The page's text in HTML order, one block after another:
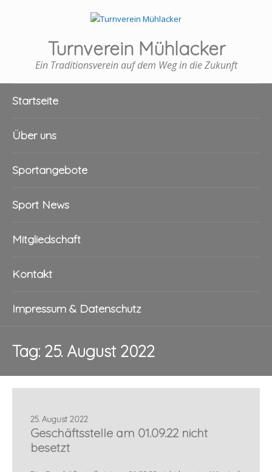
Turnverein Mühlacker
Ein Traditionsverein auf dem Weg in die Zukunft
Startseite
Über uns
Sportangebote
Sport News
Mitgliedschaft
Kontakt
Impressum & Datenschutz
Tag: 25. August 2022
25. August 2022
Geschäftsstelle am 01.09.22 nicht
besetzt